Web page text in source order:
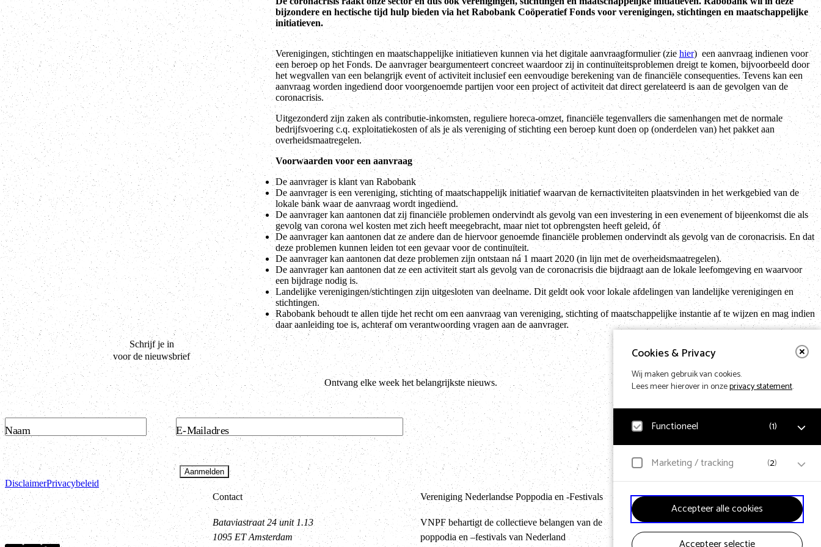
Cookies & Privacy
Wij maken gebruik van cookies.
Lees meer hierover in onzeprivacy statement.
Functioneel (1)
Noodzakelijk
onthouden van voorkeuren worden functionele cookies
geplaatst. Hierbij worden geen persoonsgegevens
verzameld.
Marketing / tracking (2)
YouTube
Klikgedrag, bekeken video’s en aangepaste voorkeuren
worden verzameld. Bezoekersinformatie en
gebruikersgedrag wordt gebruikt voor advertenties.
Accepteer alle cookies
bijzondere en hectische tijd hulp bieden via het Rabobank Coöperatief Fonds voor verenigingen, stichtingen en maatschappelijke
initiatieven.
Verenigingen, stichtingen en maatschappelijke initiatieven kunnen via het digitale aanvraagformulier (ziehier) een aanvraag indienen voor
een beroep op het Fonds. De aanvrager beargumenteert concreet waardoor zij in continuïteitsproblemen dreigt te komen, bijvoorbeeld door
het wegvallen van een belangrijk event of activiteit inclusief een eenvoudige berekening van de financiële consequenties. Tevens kan een
aanvraag worden ingediend door voorgenoemde partijen voor een project of activiteit dat direct gerelateerd is aan de gevolgen van de
coronacrisis.
Uitgezonderd zijn zaken als contributie-inkomsten, reguliere horeca-omzet, financiële tegenvallers die samenhangen met de normale
bedrijfsvoering c.q. exploitatiekosten of als je als vereniging of stichting een beroep kunt doen op (onderdelen van) het pakket aan
overheidsmaatregelen.
Voorwaarden voor een aanvraag
De aanvrager is klant van Rabobank
De aanvrager is een vereniging, stichting of maatschappelijk initiatief waarvan de kernactiviteiten plaatsvinden in het werkgebied van de
lokale bank waar de aanvraag wordt ingediend.
De aanvrager kan aantonen dat zij financiële problemen ondervindt als gevolg van een investering in een evenement of bijeenkomst die als
gevolg van corona wel kosten met zich heeft meegebracht, maar niet tot opbrengsten heeft geleid, óf
De aanvrager kan aantonen dat ze andere dan de hiervoor genoemde financiële problemen ondervindt als gevolg van de coronacrisis. En dat
deze problemen kunnen leiden tot een gevaar voor de continuïteit.
De aanvrager kan aantonen dat deze problemen zijn ontstaan ná 1 maart 2020 (in lijn met de overheidsmaatregelen).
De aanvrager kan aantonen dat ze een activiteit start als gevolg van de coronacrisis die bijdraagt aan de lokale leefomgeving en waarvoor
een bijdrage nodig is.
Landelijke verenigingen/stichtingen zijn uitgesloten van deelname. Dit geldt ook voor lokale afdelingen van landelijke verenigingen en
stichtingen.
Rabobank behoudt te allen tijde het recht om een aanvraag van vereniging, stichting of maatschappelijke instantie af te wijzen en mag indien
daar aanleiding toe is, achteraf om verantwoording vragen aan de aanvrager.
Schrijf je in
voor de nieuwsbrief
Ontvang elke week het belangrijkste nieuws.
Naam E-Mailadres
Aanmelden
DisclaimerPrivacybeleid
Contact
Bataviastraat 24 unit 1.13
1095 ET Amsterdam
Vereniging Nederlandse Poppodia en -Festivals
VNPF behartigt de collectieve belangen van de
poppodia en –festivals van Nederland
Terug naar